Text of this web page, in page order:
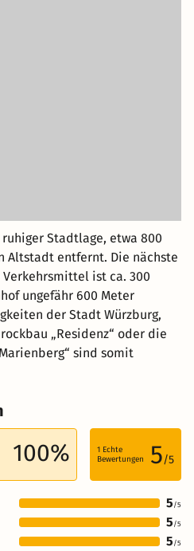
Stadtlage, etwa 800
Altstadt entfernt. Die nächste
ist ca. 300
ungefähr 600 Meter
der Stadt Würzburg,
„Residenz“ oder die
sind somit
100% 1 Echte
Bewertungen
5/5
5 /5
5 /5
5 /5